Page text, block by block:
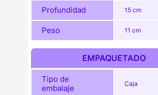
Profundidad 15 cm
Peso 11 cm
EMPAQUETADO
Tipo de
embalaje
Caja